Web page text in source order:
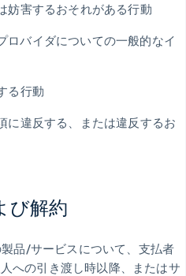
妨害するおそれがある行動
ロバイダについての一般的なイ
る行動
に違反する、または違反するお
び解約
品/サービスについて、支払者
への引き渡し時以降、またはサ